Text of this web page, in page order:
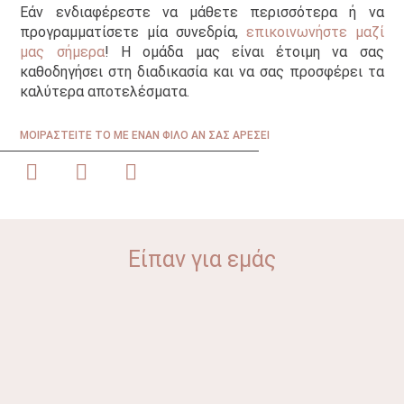
Εάν ενδιαφέρεστε να μάθετε περισσότερα ή να
προγραμματίσετε μία συνεδρία, επικοινωνήστε μαζί
μας σήμερα! Η ομάδα μας είναι έτοιμη να σας
καθοδηγήσει στη διαδικασία και να σας προσφέρει τα
καλύτερα αποτελέσματα.
ΜΟΙΡΑΣΤΕΊΤΕ ΤΟ ΜΕ ΈΝΑΝ ΦΊΛΟ ΑΝ ΣΑΣ ΑΡΈΣΕΙ
Είπαν για εμάς